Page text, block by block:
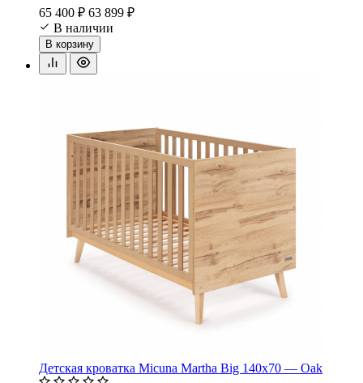
65 400 ₽ 63 899 ₽
В наличии
В корзину
Детская кроватка Micuna Martha Big 140х70 — Oak